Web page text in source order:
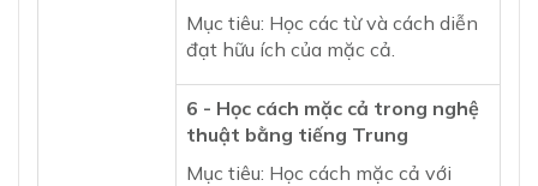
Mục tiêu: Học các từ và cách diễn
đạt hữu ích của mặc cả.
6 - Học cách mặc cả trong nghệ
thuật bằng tiếng Trung
Mục tiêu: Học cách mặc cả với